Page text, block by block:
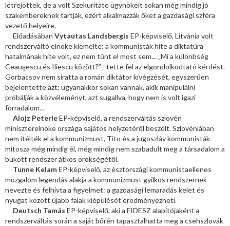
létrejöttek, de a volt Szekuritáte ügynökeit sokan még mindig jó
szakembereknek tartják, ezért alkalmazzák őket a gazdasági szféra
vezető helyeire.
Előadásában Vytautas Landsbergis EP-képviselő, Litvánia volt
rendszerváltó elnöke kiemelte: a kommunisták hite a diktatúra
hatalmának hite volt, ez nem tűnt el most sem… „Mi a különbség
Ceauşescu és Iliescu között?”– tette fel az elgondolkodtató kérdést.
Gorbacsov nem siratta a román diktátor kivégzését, egyszerűen
bejelentette azt; ugyanakkor sokan vannak, akik manipulálni
próbálják a közvéleményt, azt sugallva, hogy nem is volt igazi
forradalom…
Alojz PeterleEP-képviselő, a rendszerváltás szlovén
miniszterelnöke országa sajátos helyzetéről beszélt. Szlovéniában
nem ítélték el a kommunizmust, Tito és a jugoszláv kommunisták
mítosza még mindig él, még mindig nem szabadult meg a társadalom a
bukott rendszer átkos örökségétől.
Tunne KelamEP-képviselő, az észtországi kommunistaellenes
mozgalom legendás alakja a kommunizmust gyilkos rendszernek
nevezte és felhívta a figyelmet: a gazdasági lemaradás kelet és
nyugat között újabb falak kiépülését eredményezheti.
Deutsch Tamás EP-képviselő, aki a FIDESZ alapítójaként a
rendszerváltás során a saját bőrén tapasztalhatta meg a csehszlovák